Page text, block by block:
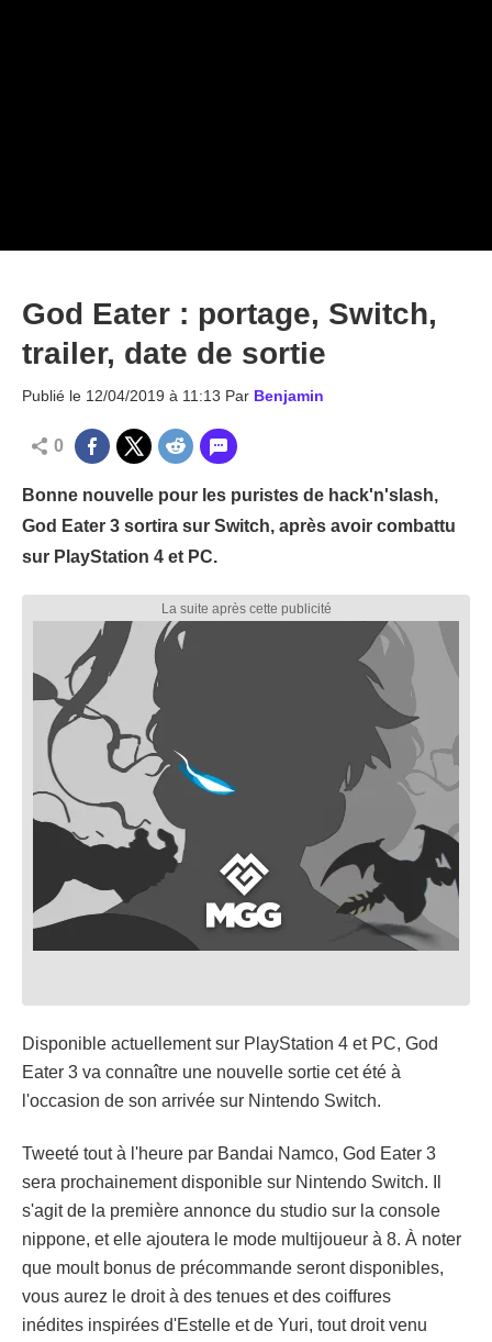
God Eater : portage, Switch,
trailer, date de sortie
Publié le 12/04/2019 à 11:13 Par Benjamin
0
Bonne nouvelle pour les puristes de hack'n'slash,
God Eater 3 sortira sur Switch, après avoir combattu
sur PlayStation 4 et PC.
Disponible actuellement sur PlayStation 4 et PC, God
Eater 3 va connaître une nouvelle sortie cet été à
l'occasion de son arrivée sur Nintendo Switch.
Tweeté tout à l'heure par Bandai Namco, God Eater 3
sera prochainement disponible sur Nintendo Switch. Il
s'agit de la première annonce du studio sur la console
nippone, et elle ajoutera le mode multijoueur à 8. À noter
que moult bonus de précommande seront disponibles,
vous aurez le droit à des tenues et des coiffures
inédites inspirées d'Estelle et de Yuri, tout droit venu